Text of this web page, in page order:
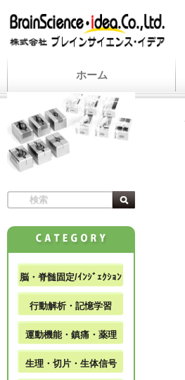
ホーム
脳・脊髄固定/ｲﾝｼﾞｪｸｼｮﾝ
行動解析・記憶学習
運動機能・鎮痛・薬理
生理・切片・生体信号